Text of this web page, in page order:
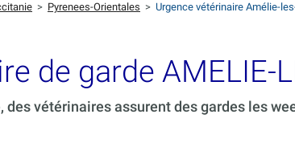
> Pyrenees-Orientales > Urgence vétérinaire Amélie-
de garde AMELIE-
des vétérinaires assurent des gardes les